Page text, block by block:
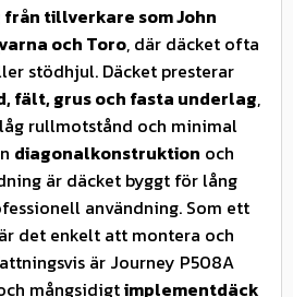
tillverkare som John
och Toro, där däcket ofta
stödhjul. Däcket presterar
fält, grus och fasta underlag,
rullmotstånd och minimal
diagonalkonstruktion och
är däcket byggt för lång
användning. Som ett
är det enkelt att montera och
är Journey P508A
mångsidigtimplementdäck